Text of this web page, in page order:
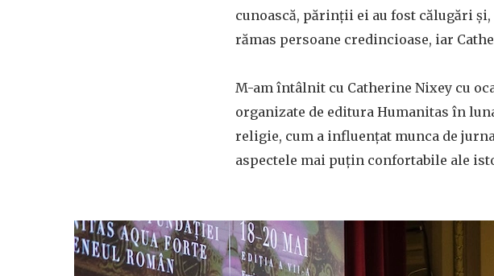
cunoască, părinții ei au fost călugări
rămas persoane credincioase, iar
M-am întâlnit cu Catherine Nixey cu
organizate de editura Humanitas în
religie, cum a influențat munca de
aspectele mai puțin confortabile ale